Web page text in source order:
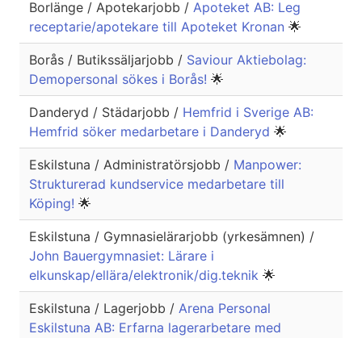
Borlänge / Apotekarjobb / Apoteket AB: Leg
receptarie/apotekare till Apoteket Kronan 🌟
Borås / Butikssäljarjobb / Saviour Aktiebolag:
Demopersonal sökes i Borås! 🌟
Danderyd / Städarjobb / Hemfrid i Sverige AB:
Hemfrid söker medarbetare i Danderyd 🌟
Eskilstuna / Administratörsjobb / Manpower:
Strukturerad kundservice medarbetare till
Köping! 🌟
Eskilstuna / Gymnasielärarjobb (yrkesämnen) /
John Bauergymnasiet: Lärare i
elkunskap/ellära/elektronik/dig.teknik 🌟
Eskilstuna / Lagerjobb / Arena Personal
Eskilstuna AB: Erfarna lagerarbetare med